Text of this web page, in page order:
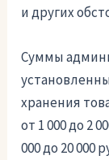
и других
Суммы
хранения
от 1 000 до 2
000 до 20 000